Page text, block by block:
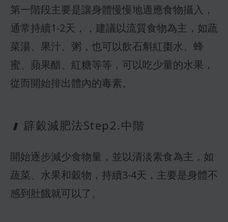
第一階段主要是讓身體慢慢地適應食物攝入，
通常持續1-2天，，建議以流質食物為主，如蔬
菜湯、果汁、粥，也可以飲石斛紅棗水、蜂
蜜、蘋果醋、紅糖等等，可以吃少量的水果，
從而開始排出體內的毒素。
辟穀減肥法Step2.中階
開始逐步減少食物量，並以清淡素食為主，如
蔬菜、水果和穀物，持續3-4天，主要是身體不
感到肚餓就可以了。